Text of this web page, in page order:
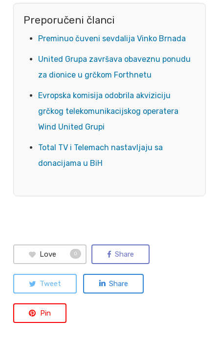
Preporučeni članci
Preminuo čuveni sevdalija Vinko Brnada
United Grupa završava obaveznu ponudu
za dionice u grčkom Forthnetu
Evropska komisija odobrila akviziciju
grčkog telekomunikacijskog operatera
Wind United Grupi
Total TV i Telemach nastavljaju sa
donacijama u BiH
Love 0 Share
Tweet Share
Pin